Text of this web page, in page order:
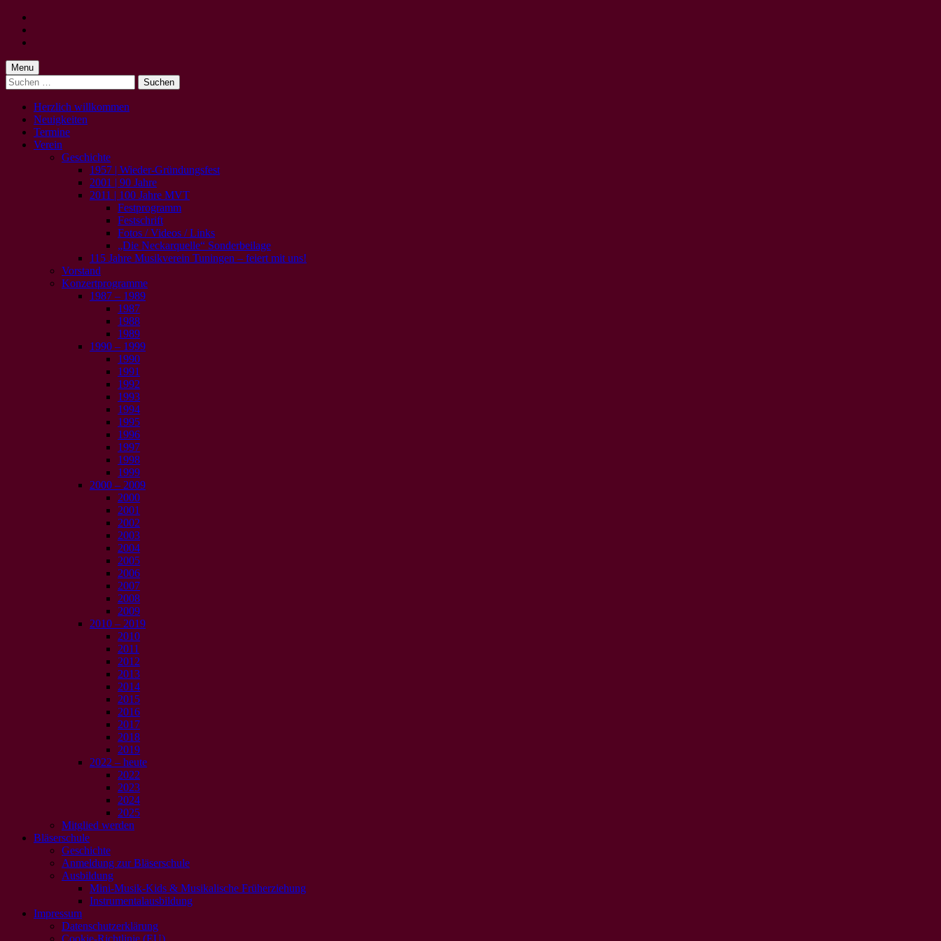
content
footer
Menu
Suchen
nach:
Herzlich willkommen
Neuigkeiten
Termine
Verein
Geschichte
1957 | Wieder-Gründungsfest
2001 | 90 Jahre
2011 | 100 Jahre MVT
Festprogramm
Festschrift
Fotos / Videos / Links
„Die Neckarquelle“ Sonderbeilage
115 Jahre Musikverein Tuningen – feiert mit uns!
Vorstand
Konzertprogramme
1987 – 1989
1987
1988
1989
1990 – 1999
1990
1991
1992
1993
1994
1995
1996
1997
1998
1999
2000 – 2009
2000
2001
2002
2003
2004
2005
2006
2007
2008
2009
2010 – 2019
2010
2011
2012
2013
2014
2015
2016
2017
2018
2019
2022 – heute
2022
2023
2024
2025
Mitglied werden
Bläserschule
Geschichte
Anmeldung zur Bläserschule
Ausbildung
Mini-Musik-Kids & Musikalische Früherziehung
Instrumentalausbildung
Impressum
Datenschutzerklärung
Cookie-Richtlinie (EU)